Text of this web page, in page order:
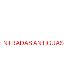
ENTRADAS ANTIGUAS